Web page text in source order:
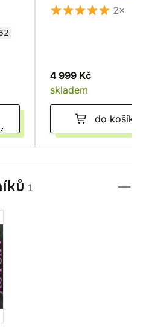
De Luxe (Ag 925)
2×
4 999 Kč
skladem
do košíku
1